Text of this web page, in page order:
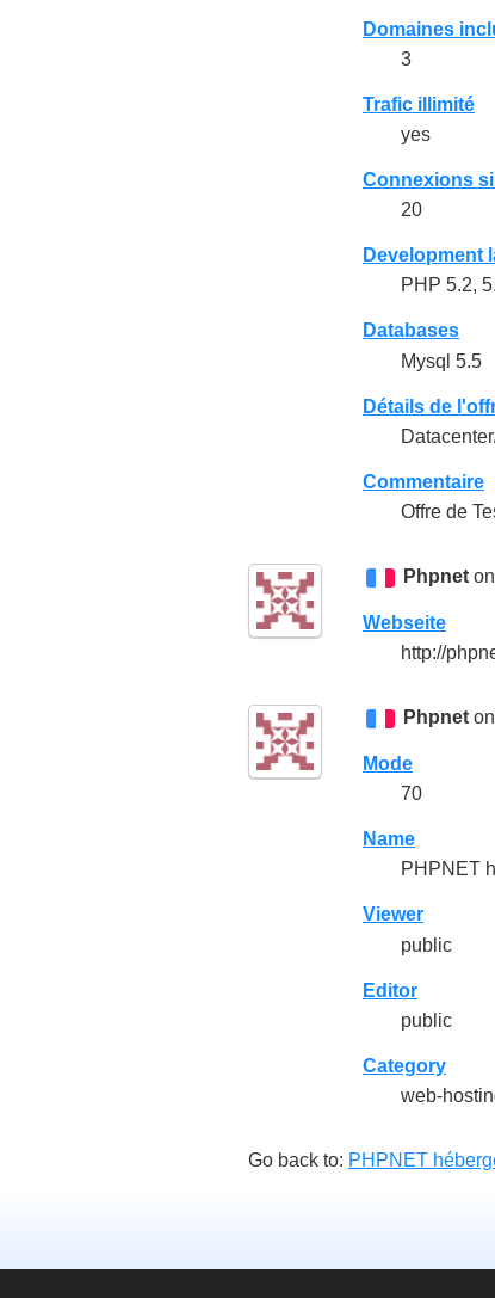
Domaines
3
Trafic illimité
yes
Connexions
20
Development
PHP 5.2,
Databases
Mysql 5.5
Détails de
Commentaire
Offre de
Phpnet
Webseite
http://
Phpnet
Mode
70
Name
PHPNET
Viewer
public
Editor
public
Category
web-
Go back to: PHPNET